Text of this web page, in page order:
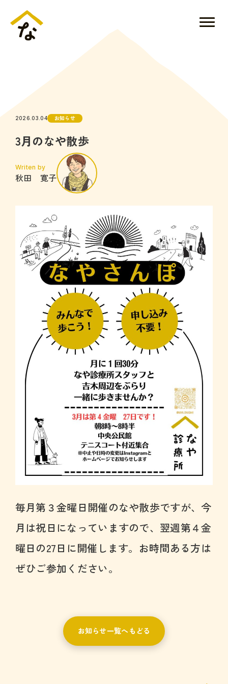
2026.03.04 お知らせ
3月のなや散歩
Writen by
秋田 寛子
毎月第３金曜日開催のなや散歩ですが、今
月は祝日になっていますので、翌週第４金
曜日の27日に開催します。お時間ある方は
ぜひご参加ください。
お知らせ一覧へもどる